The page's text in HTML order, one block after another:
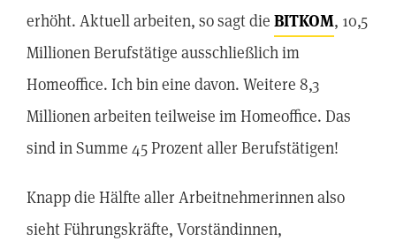
erhöht. Aktuell arbeiten, so sagt die BITKOM, 10,5
Millionen Berufstätige ausschließlich im
Homeoffice. Ich bin eine davon. Weitere 8,3
Millionen arbeiten teilweise im Homeoffice. Das
sind in Summe 45 Prozent aller Berufstätigen!
Knapp die Hälfte aller Arbeitnehmerinnen also
sieht Führungskräfte, Vorständinnen,